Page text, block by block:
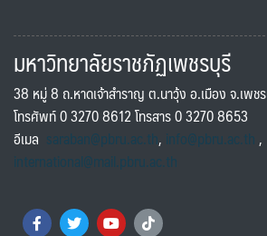
มหาวิทยาลัยราชภัฏเพชรบุรี
38 หมู่ 8 ถ.หาดเจ้าสำราญ ต.นาวุ้ง อ.เมือง จ.เพช
โทรศัพท์ 0 3270 8612 โทรสาร 0 3270 8653
อีเมล saraban@pbru.ac.th, info@pbru.ac.th,
international@mail.pbru.ac.th